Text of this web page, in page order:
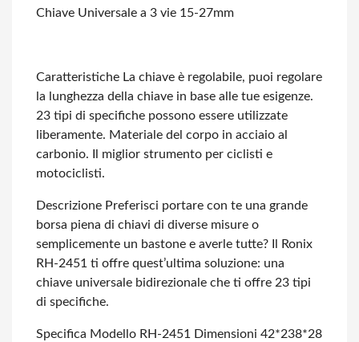
Chiave Universale a 3 vie 15-27mm
Caratteristiche La chiave è regolabile, puoi regolare
la lunghezza della chiave in base alle tue esigenze.
23 tipi di specifiche possono essere utilizzate
liberamente. Materiale del corpo in acciaio al
carbonio. Il miglior strumento per ciclisti e
motociclisti.
Descrizione Preferisci portare con te una grande
borsa piena di chiavi di diverse misure o
semplicemente un bastone e averle tutte? Il Ronix
RH-2451 ti offre quest’ultima soluzione: una
chiave universale bidirezionale che ti offre 23 tipi
di specifiche.
Specifica Modello RH-2451
Dimensioni 42*238*28